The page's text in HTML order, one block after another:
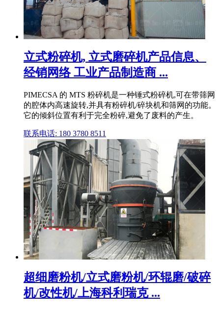
立式粉碎机, 立式磨碎机产品信息、
经销网络 工业产品制造商 ...
PIMECSA 的 MTS 粉碎机是一种锤式粉碎机,可在带筛网
的腔体内高速旋转,并具有粉碎机/碎块机和筛网的功能。
它的倾斜位置有利于完全粉碎,避免了废料的产生。
联系电话: 180 3780 8511
超细磨粉机/立式磨粉机/环辊磨/破碎
机/改性机/上海科利瑞克 ...